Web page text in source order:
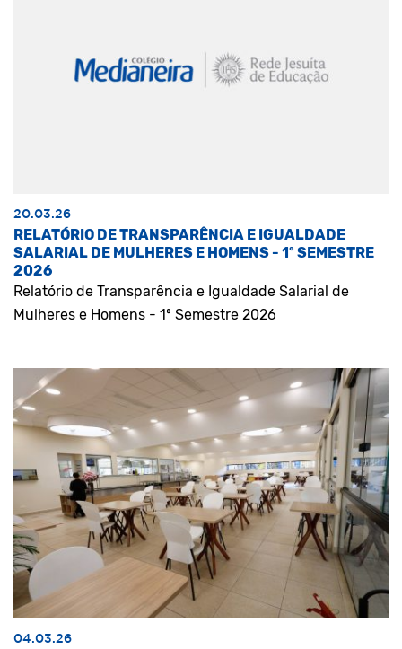
20.03.26
RELATÓRIO DE TRANSPARÊNCIA E IGUALDADE
SALARIAL DE MULHERES E HOMENS - 1º SEMESTRE
2026
Relatório de Transparência e Igualdade Salarial de
Mulheres e Homens - 1º Semestre 2026
04.03.26